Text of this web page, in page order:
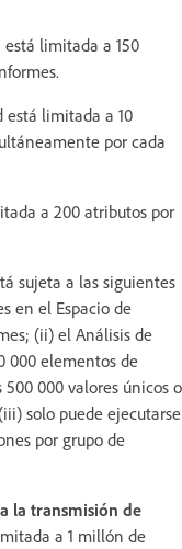
está limitada a 150
está limitada a 10
por cada
a 200 atributos por
sujeta a las siguientes
en el Espacio de
(ii) el Análisis de
000 elementos de
000 valores únicos o
solo puede ejecutarse
por grupo de
la transmisión de
a 1 millón de